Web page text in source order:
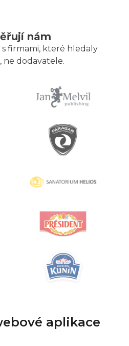
nám
firmami, které hledaly
ne dodavatele.
aplikace